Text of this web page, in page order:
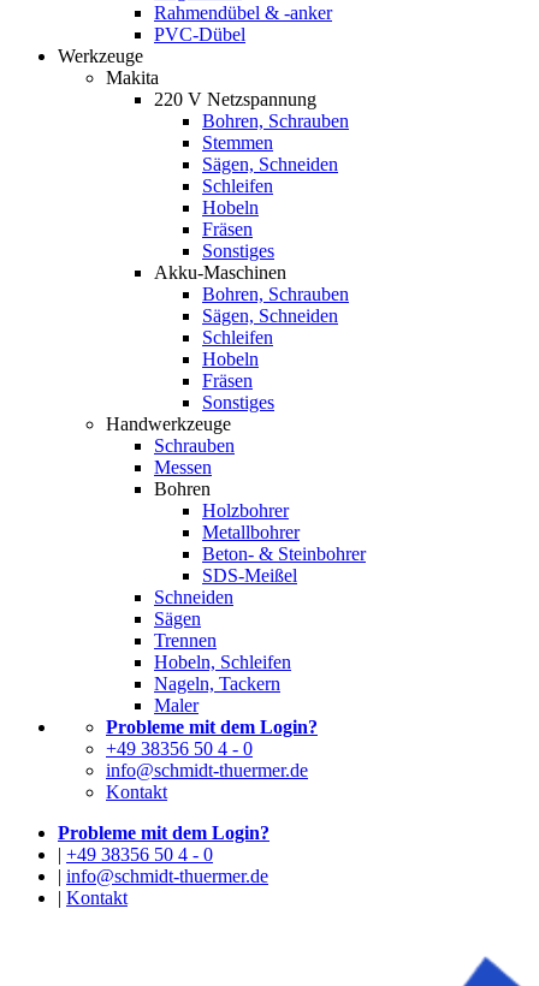
Rahmendübel & -anker
PVC-Dübel
Werkzeuge
Makita
220 V Netzspannung
Bohren, Schrauben
Stemmen
Sägen, Schneiden
Schleifen
Hobeln
Fräsen
Sonstiges
Akku-Maschinen
Bohren, Schrauben
Sägen, Schneiden
Schleifen
Hobeln
Fräsen
Sonstiges
Handwerkzeuge
Schrauben
Messen
Bohren
Holzbohrer
Metallbohrer
Beton- & Steinbohrer
SDS-Meißel
Schneiden
Sägen
Trennen
Hobeln, Schleifen
Nageln, Tackern
Maler
Probleme mit dem Login?
+49 38356 50 4 - 0
info@schmidt-thuermer.de
Kontakt
Probleme mit dem Login?
| +49 38356 50 4 - 0
| info@schmidt-thuermer.de
| Kontakt